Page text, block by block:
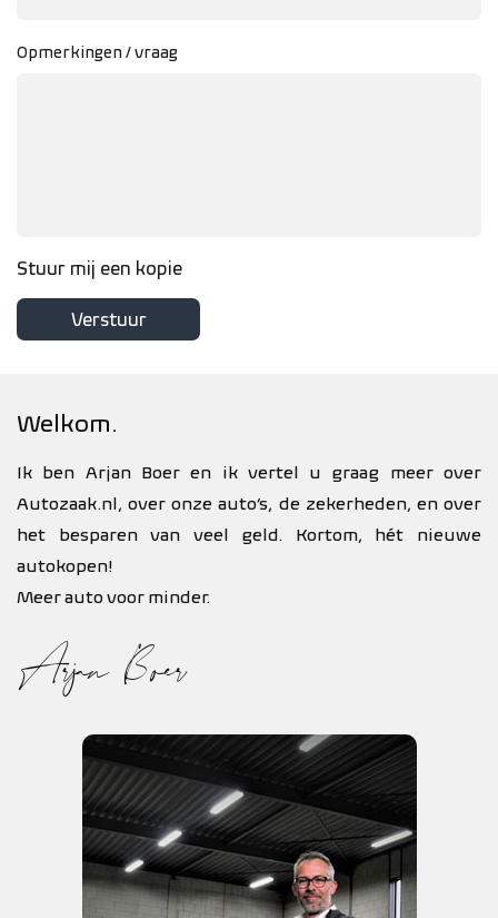
Opmerkingen / vraag
Stuur mij een kopie
Verstuur
Welkom.
Ik ben Arjan Boer en ik vertel u graag meer over
Autozaak.nl, over onze auto’s, de zekerheden, en over
het besparen van veel geld. Kortom, hét nieuwe
autokopen!
Meer auto voor minder.
Arjan Boer